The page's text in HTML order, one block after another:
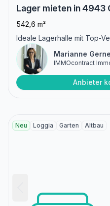
Lager mieten in 4943
542,6 m²
Ideale Lagerhalle mit Top-
Marianne
IMMOcontract
Anbieter
Neu Loggia Garten Altbau